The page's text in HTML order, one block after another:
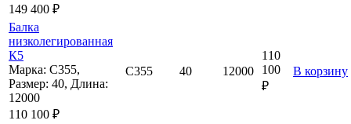
149 400 ₽
Балка
низколегированная
К5
Марка: С355,
Размер: 40, Длина:
12000
110 100 ₽
С355 40 12000
110
100
₽
В корзину